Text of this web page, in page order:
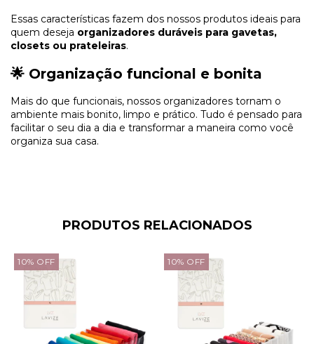
Essas características fazem dos nossos produtos ideais para
quem deseja organizadores duráveis para gavetas,
closets ou prateleiras.
🌟 Organização funcional e bonita
Mais do que funcionais, nossos organizadores tornam o
ambiente mais bonito, limpo e prático. Tudo é pensado para
facilitar o seu dia a dia e transformar a maneira como você
organiza sua casa.
PRODUTOS RELACIONADOS
10% OFF 10% OFF